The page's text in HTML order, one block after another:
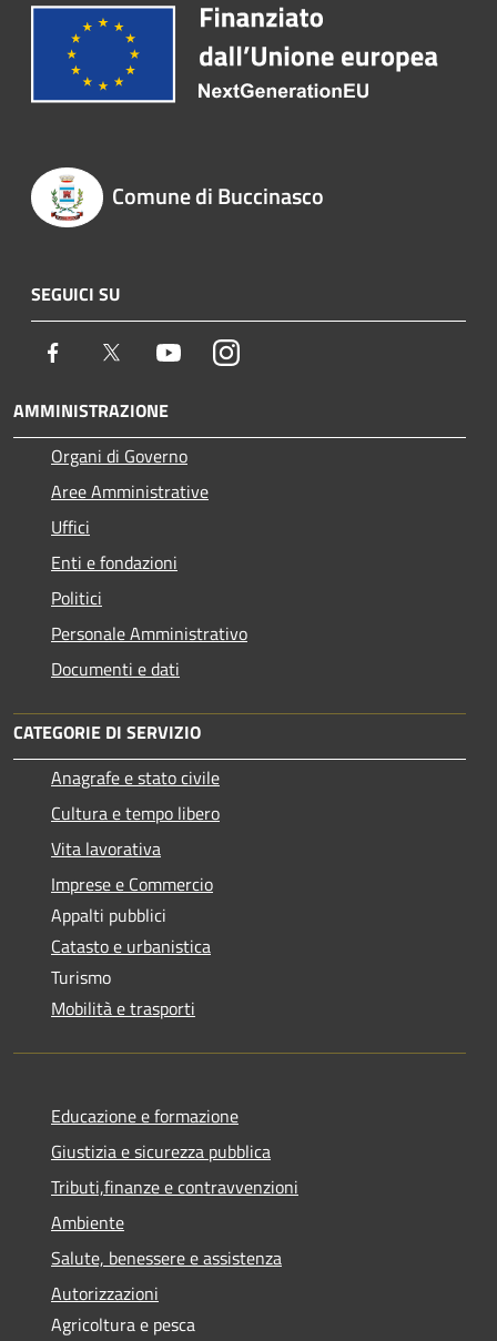
Comune di Buccinasco
SEGUICI SU
Facebook Twitter YoutubeInstagram
AMMINISTRAZIONE
Organi di Governo
Aree Amministrative
Uffici
Enti e fondazioni
Politici
Personale Amministrativo
Documenti e dati
CATEGORIE DI SERVIZIO
Anagrafe e stato civile
Cultura e tempo libero
Vita lavorativa
Imprese e Commercio
Appalti pubblici
Catasto e urbanistica
Turismo
Mobilità e trasporti
Educazione e formazione
Giustizia e sicurezza pubblica
Tributi,finanze e contravvenzioni
Ambiente
Salute, benessere e assistenza
Autorizzazioni
Agricoltura e pesca